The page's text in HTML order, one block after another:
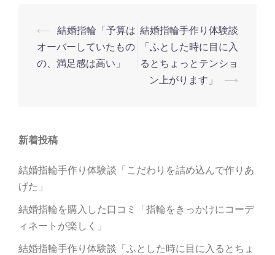
投
稿
ナ
シ
ョ
ン
⟵ 結婚指輪「予算は
オーバーしていたもの
の、満足感は高い」
結婚指輪手作り体験談
「ふとした時に目に入
るとちょっとテンショ
ン上がります」
⟶
新着投稿
結婚指輪手作り体験談「こだわりを詰め込んで作りあ
げた」
結婚指輪を購入した口コミ「指輪をきっかけにコーデ
ィネートが楽しく」
結婚指輪手作り体験談「ふとした時に目に入るとちょ